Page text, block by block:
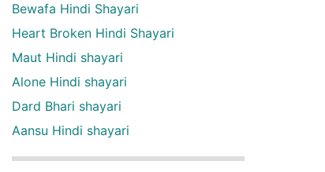
Bewafa Hindi Shayari
Heart Broken Hindi Shayari
Maut Hindi shayari
Alone Hindi shayari
Dard Bhari shayari
Aansu Hindi shayari